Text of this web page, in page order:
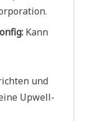
Kann
und
Upwell-